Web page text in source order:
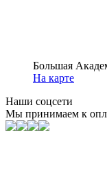
Большая
На карте
Наши соцсети
Мы принимаем к